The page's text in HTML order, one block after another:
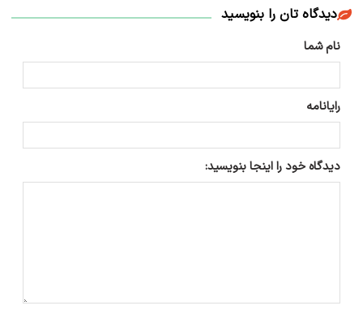
دیدگاه تان را بنویسید
نام شما
رایانامه
دیدگاه خود را اینجا بنویسید: